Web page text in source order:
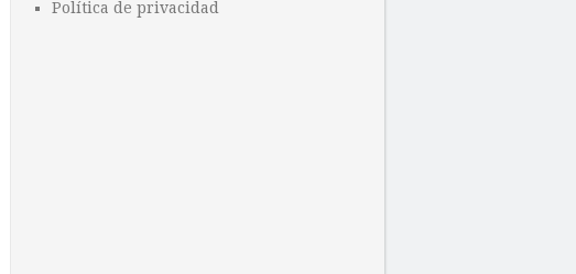
Política de privacidad